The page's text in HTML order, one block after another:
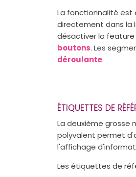
La fonctionnalité est
directement dans la
désactiver la feature
boutons. Les
déroulante.
ÉTIQUETTES DE
La deuxième grosse
polyvalent permet
l'affichage
Les étiquettes de